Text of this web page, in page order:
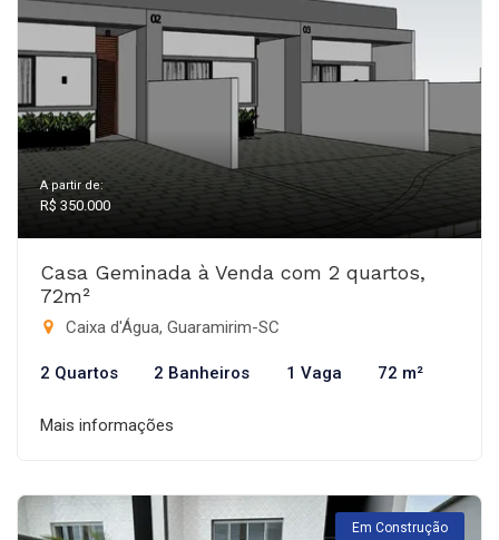
A partir de:
R$ 350.000
Casa Geminada à Venda com 2 quartos,
72m²
Caixa d'Água, Guaramirim-SC
2 Quartos 2 Banheiros 1 Vaga 72 m²
Mais informações
Em Construção